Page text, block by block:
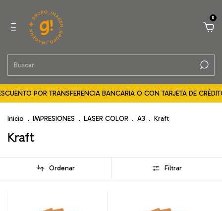
0
POR TRANSFERENCIA BANCARIA O CON TARJETA DE
Inicio . IMPRESIONES . LASER COLOR . A3 . Kraft
Kraft
Ordenar Filtrar